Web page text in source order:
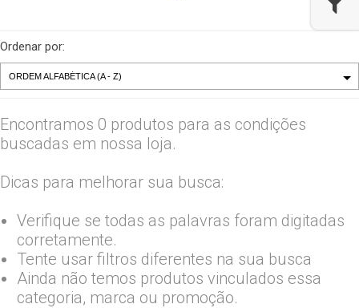
Ordenar por:
Encontramos 0 produtos para as condições
buscadas em nossa loja.
Dicas para melhorar sua busca:
Verifique se todas as palavras foram digitadas
corretamente.
Tente usar filtros diferentes na sua busca
Ainda não temos produtos vinculados essa
categoria, marca ou promoção.